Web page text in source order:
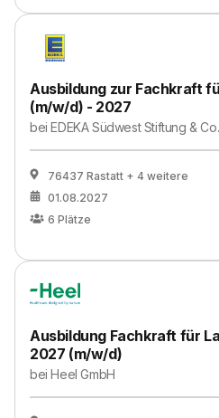
Ausbildung zur Fachkraft
(m/w/d) - 2027
beiEDEKA Südwest Stiftung &
76437 Rastatt + 4 weitere
01.08.2027
6 Plätze
Ausbildung Fachkraft für
2027 (m/w/d)
beiHeel GmbH